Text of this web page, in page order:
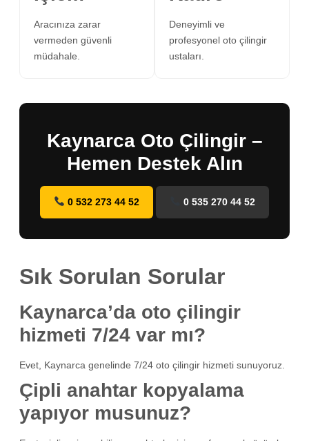
Aracınıza zarar
vermeden güvenli
müdahale.
Deneyimli ve
profesyonel oto çilingir
ustaları.
Kaynarca Oto Çilingir –
Hemen Destek Alın
0 532 273 44 52 0 535 270 44 52
Sık Sorulan Sorular
Kaynarca’da oto çilingir
hizmeti 7/24 var mı?
Evet, Kaynarca genelinde 7/24 oto çilingir hizmeti sunuyoruz.
Çipli anahtar kopyalama
yapıyor musunuz?